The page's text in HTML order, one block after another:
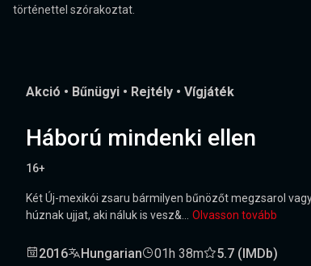
történettel szórakoztat.
Akció • Bűnügyi • Rejtély • Vígjáték
Háború mindenki ellen
16+
Két Új-mexikói zsaru bármilyen bűnözőt megzsarol
húznak ujjat, aki náluk is vesz&... Olvasson tovább
2016 Hungarian 01h 38m 5.7 (IMDb)